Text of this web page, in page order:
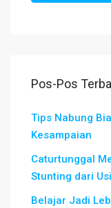
Pos-Pos
Tips Nabung
Kesampaian
Caturtunggal
Stunting dari
Belajar Jadi